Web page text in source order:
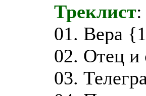
Треклист:
01. Вера
02. Отец
03.